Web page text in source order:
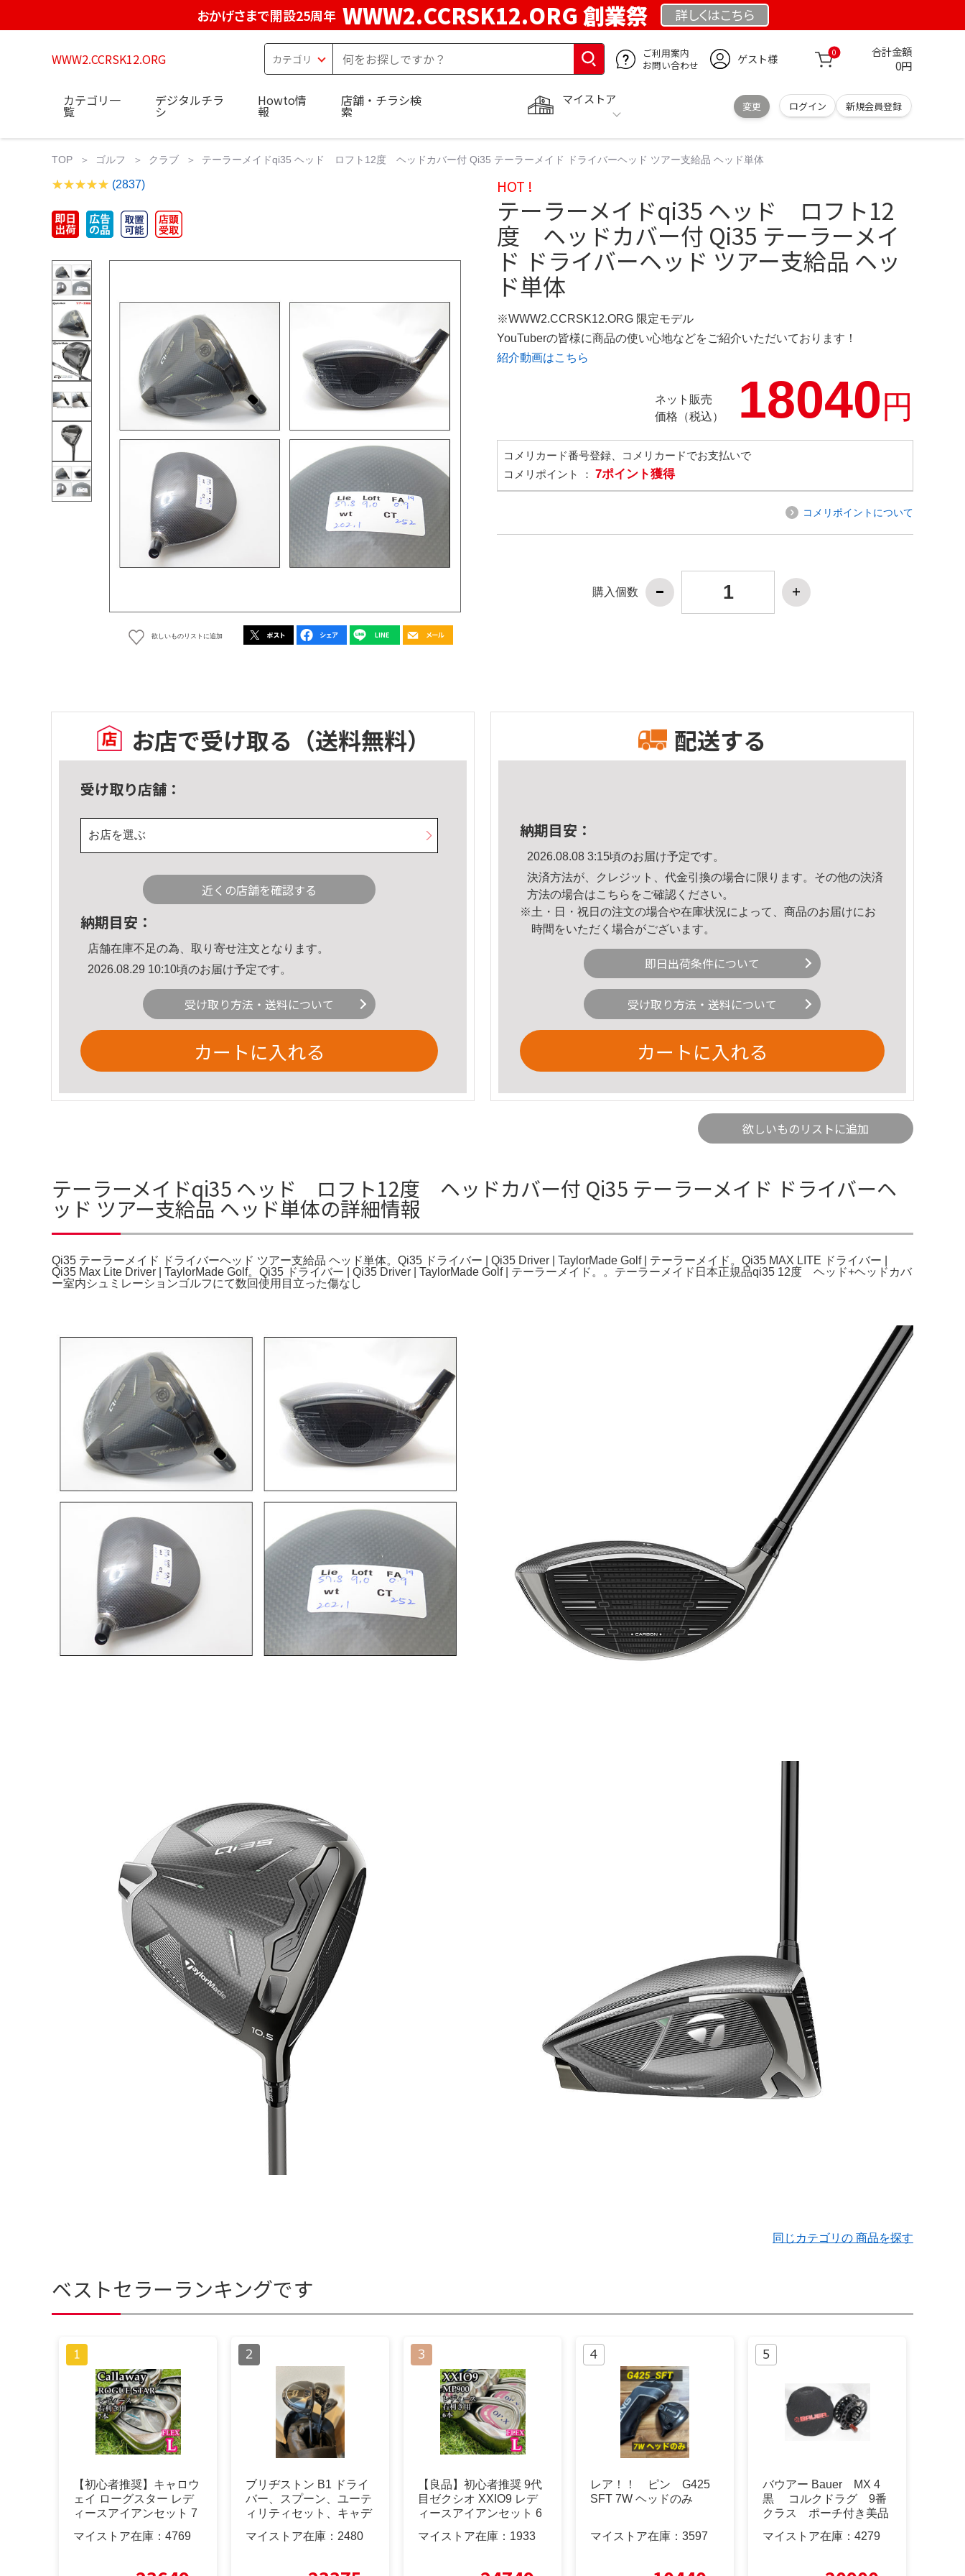
おかげさまで開設25周年 WWW2.CCRSK12.ORG 創業祭 詳しくはこちら
WWW2.CCRSK12.ORG
ご利用案内
お問い合わせ
ゲスト様 0 合計金額
0円
マイストア
変更 ログイン 新規会員登録
カテゴリ一
覧
デジタルチラ
シ
Howto情
報
店舗・チラシ検
索
TOP ゴルフ クラブ テーラーメイドqi35 ヘッド ロフト12度 ヘッドカバー付 Qi35 テーラーメイド ドライバーヘッド ツアー支給品 ヘッド単体
(2837)
欲しいものリストに追加
HOT !
テーラーメイドqi35 ヘッド ロフト12
度 ヘッドカバー付 Qi35 テーラーメイ
ド ドライバーヘッド ツアー支給品 ヘッ
ド単体
※WWW2.CCRSK12.ORG 限定モデル
YouTuberの皆様に商品の使い心地などをご紹介いただいております！
紹介動画はこちら
ネット販売
価格（税込）
18040円
コメリカード番号登録、コメリカードでお支払いで
コメリポイント ： 7ポイント獲得
コメリポイントについて
購入個数
お店で受け取る （送料無料）
受け取り店舗：
お店を選ぶ
近くの店舗を確認する
納期目安：
店舗在庫不足の為、取り寄せ注文となります。
2026.08.29 10:10頃のお届け予定です。
受け取り方法・送料について
カートに入れる
配送する
納期目安：
2026.08.08 3:15頃のお届け予定です。
決済方法が、クレジット、代金引換の場合に限ります。その他の決済
方法の場合はこちら をご確認ください。
※土・日・祝日の注文の場合や在庫状況によって、商品のお届けにお
時間をいただく場合がございます。
即日出荷条件について
受け取り方法・送料について
カートに入れる
欲しいものリストに追加
テーラーメイドqi35 ヘッド ロフト12度 ヘッドカバー付 Qi35 テーラーメイド ドライバーヘ
ッド ツアー支給品 ヘッド単体の詳細情報
Qi35 テーラーメイド ドライバーヘッド ツアー支給品 ヘッド単体。Qi35 ドライバー | Qi35 Driver | TaylorMade Golf | テーラーメイド。Qi35 MAX LITE ドライバー |
Qi35 Max Lite Driver | TaylorMade Golf。Qi35 ドライバー | Qi35 Driver | TaylorMade Golf | テーラーメイド。。テーラーメイド日本正規品qi35 12度 ヘッド+ヘッドカバ
ー室内シュミレーションゴルフにて数回使用目立った傷なし
同じカテゴリの 商品を探す
ベストセラーランキングです
【初心者推奨】キャロウ
ェイ ローグスター レデ
ィースアイアンセット 7
マイストア在庫： 4769
ブリヂストン B1 ドライ
バー、スプーン、ユーテ
ィリティセット、キャデ
マイストア在庫： 2480
【良品】初心者推奨 9代
目ゼクシオ XXIO9 レデ
ィースアイアンセット 6
マイストア在庫： 1933
レア！！ ピン G425
SFT 7W ヘッドのみ
マイストア在庫： 3597
バウアー Bauer MX 4
黒 コルクドラグ 9番
クラス ポーチ付き美品
マイストア在庫： 4279